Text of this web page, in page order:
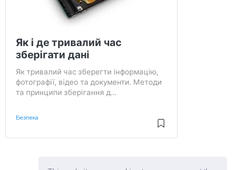
Як і де тривалий час
зберігати дані
Як тривалий час зберегти інформацію,
фотографії, відео та документи. Методи
та принципи зберігання д...
Безпека